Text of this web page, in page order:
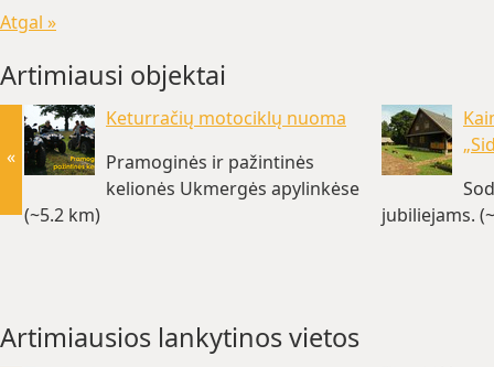
Atgal »
Artimiausi objektai
Keturračių motociklų nuoma
Pramoginės ir pažintinės
kelionės Ukmergės apylinkėse
(~5.2 km)
jubiliejams.
«
Artimiausios lankytinos vietos